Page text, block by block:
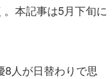
本記事は5月下旬に
人が日替わりで思